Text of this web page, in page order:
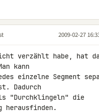
2009-02-27
verzählt habe, hat
kann
einzelne Segment
Dadurch
"Durchklingeln" die
herausfinden.